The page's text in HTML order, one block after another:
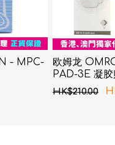
- MPC-
欧姆龙
PAD-3E 凝胶
HK$210.00